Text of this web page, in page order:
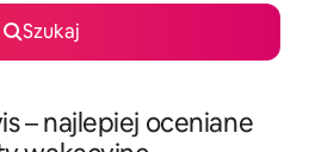
Szukaj
– najlepiej oceniane